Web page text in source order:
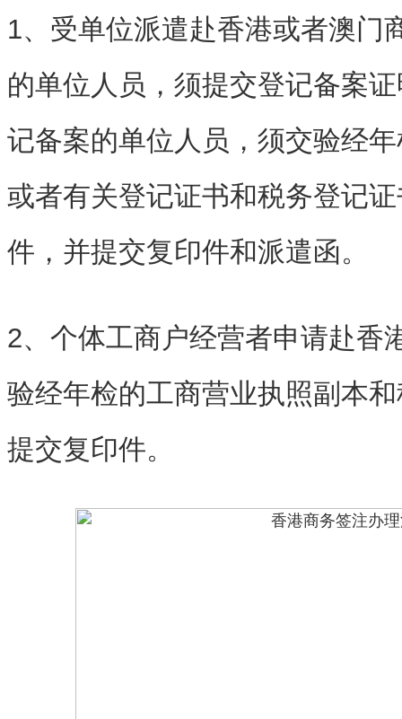
1、受单位派遣赴香港或者澳门
的单位人员，须提交登记备案
记备案的单位人员，须交验经
或者有关登记证书和税务登记证
件，并提交复印件和派遣函。
2、个体工商户经营者申请赴香
验经年检的工商营业执照副本
提交复印件。